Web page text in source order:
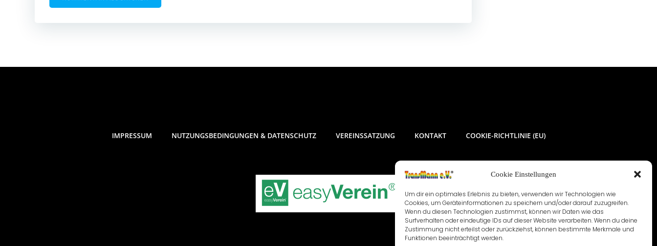
Cookie Einstellungen
Um dir ein optimales Erlebnis zu bieten, verwenden wir Technologien wie
Cookies, um Geräteinformationen zu speichern und/oder darauf zuzugreifen.
Wenn du diesen Technologien zustimmst, können wir Daten wie das
Surfverhalten oder eindeutige IDs auf dieser Website verarbeiten. Wenn du deine
Zustimmung nicht erteilst oder zurückziehst, können bestimmte Merkmale und
Funktionen beeinträchtigt werden.
IMPRESSUM NUTZUNGSBEDINGUNGEN & DATENSCHUTZ VEREINSSATZUNG KONTAKT COOKIE-RICHTLINIE (EU)